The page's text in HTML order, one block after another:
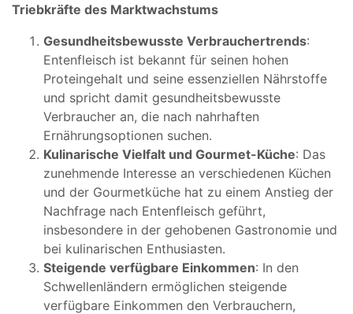
Triebkräfte des Marktwachstums
Gesundheitsbewusste Verbrauchertrends:
Entenfleisch ist bekannt für seinen hohen
Proteingehalt und seine essenziellen Nährstoffe
und spricht damit gesundheitsbewusste
Verbraucher an, die nach nahrhaften
Ernährungsoptionen suchen.
Kulinarische Vielfalt und Gourmet-Küche: Das
zunehmende Interesse an verschiedenen Küchen
und der Gourmetküche hat zu einem Anstieg der
Nachfrage nach Entenfleisch geführt,
insbesondere in der gehobenen Gastronomie und
bei kulinarischen Enthusiasten.
Steigende verfügbare Einkommen: In den
Schwellenländern ermöglichen steigende
verfügbare Einkommen den Verbrauchern,